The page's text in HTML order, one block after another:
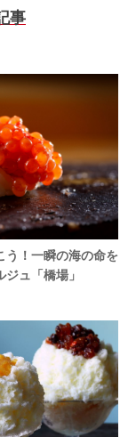
事
う！一瞬の海の命を
ュ「橋場」